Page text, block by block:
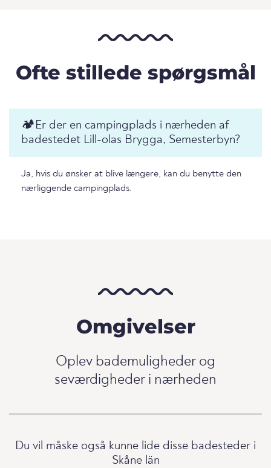
Ofte stillede spørgsmål
🏕️️Er der en campingplads i nærheden af
badestedet Lill-olas Brygga, Semesterbyn?
Ja, hvis du ønsker at blive længere, kan du benytte den
nærliggende campingplads.
Omgivelser
Oplev bademuligheder og
seværdigheder i nærheden
Du vil måske også kunne lide disse badesteder i
Skåne län